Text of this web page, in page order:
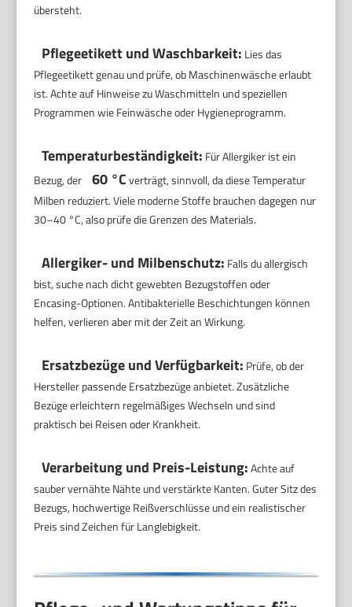
übersteht.
Pflegeetikett und Waschbarkeit: Lies das
Pflegeetikett genau und prüfe, ob Maschinenwäsche erlaubt
ist. Achte auf Hinweise zu Waschmitteln und speziellen
Programmen wie Feinwäsche oder Hygieneprogramm.
Temperaturbeständigkeit: Für Allergiker ist ein
Bezug, der
60 °Cverträgt, sinnvoll, da diese Temperatur
Milben reduziert. Viele moderne Stoffe brauchen dagegen nur
30–40 °C, also prüfe die Grenzen des Materials.
Allergiker- und Milbenschutz: Falls du allergisch
bist, suche nach dicht gewebten Bezugstoffen oder
Encasing-Optionen. Antibakterielle Beschichtungen können
helfen, verlieren aber mit der Zeit an Wirkung.
Ersatzbezüge und Verfügbarkeit: Prüfe, ob der
Hersteller passende Ersatzbezüge anbietet. Zusätzliche
Bezüge erleichtern regelmäßiges Wechseln und sind
praktisch bei Reisen oder Krankheit.
Verarbeitung und Preis-Leistung:Achte auf
sauber vernähte Nähte und verstärkte Kanten. Guter Sitz des
Bezugs, hochwertige Reißverschlüsse und ein realistischer
Preis sind Zeichen für Langlebigkeit.